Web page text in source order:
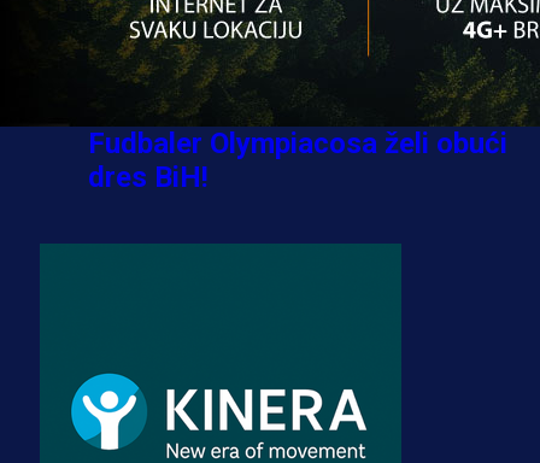
4 sedmica 22 h
A Selekcija
Zmajevi dobili veliko pojačanje:
Fudbaler Olympiacosa želi obući
dres BiH!
prostorije FK Borac!
2 sedmica 3 dan
Reprezentacije